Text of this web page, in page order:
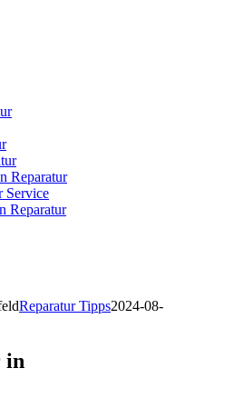
Reparatur
Service
Reparatur
Reparatur Tipps2024-08-
in